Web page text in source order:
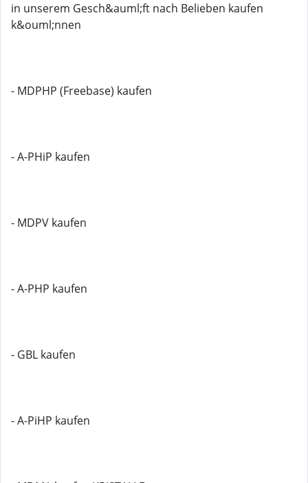
in unserem Gesch&auml;ft nach Belieben kaufen
k&ouml;nnen
- MDPHP (Freebase) kaufen
- A-PHiP kaufen
- MDPV kaufen
- A-PHP kaufen
- GBL kaufen
- A-PiHP kaufen